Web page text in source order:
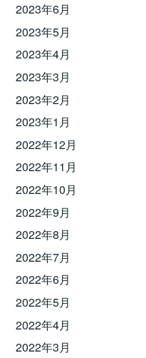
2023年6月
2023年5月
2023年4月
2023年3月
2023年2月
2023年1月
2022年12月
2022年11月
2022年10月
2022年9月
2022年8月
2022年7月
2022年6月
2022年5月
2022年4月
2022年3月